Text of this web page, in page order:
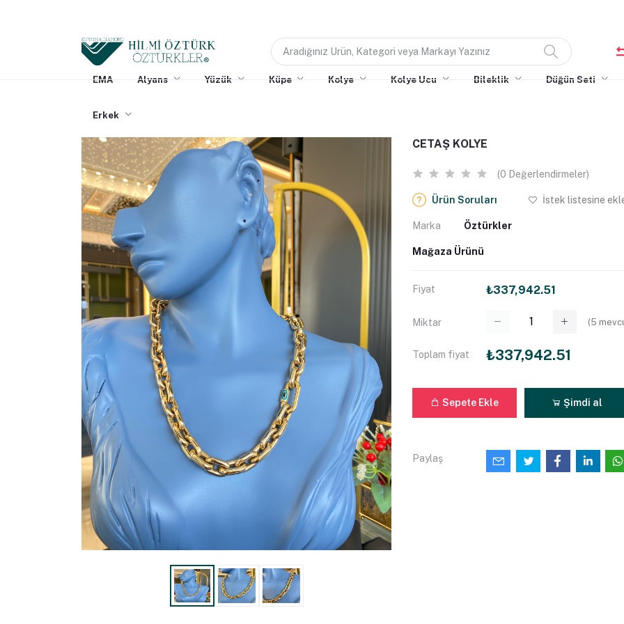
EMA Alyans Yüzük Küpe Kolye Kolye Ucu Bileklik Düğün Seti
Erkek
CETAŞ KOLYE
(0 Değerlendirmeler)
Ürün Soruları İstek listesine
Marka Öztürkler
Mağaza Ürünü
Fiyat ₺337,942.51
Miktar (5
Toplam fiyat ₺337,942.51
Sepete Ekle Şimdi al
Paylaş